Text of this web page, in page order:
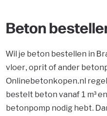
Beton
Wil je beton bestellen in
vloer, oprit of ander
Onlinebetonkopen.nl
bestelt beton vanaf 1 m³
betonpomp nodig hebt.